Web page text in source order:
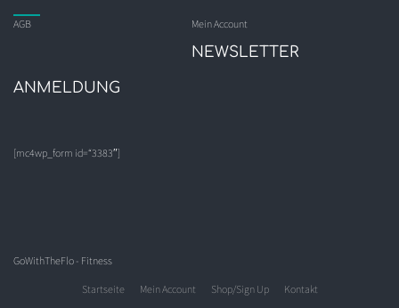
AGB Mein Account
NEWSLETTER
ANMELDUNG
[mc4wp_form id=“3383″]
GoWithTheFlo - Fitness
Startseite Mein Account Shop/Sign Up Kontakt